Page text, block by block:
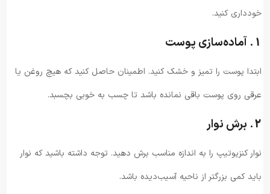
خودداری کنید.
1. آماده‌سازی پوست
ابتدا پوست را تمیز و خشک کنید. اطمینان حاصل کنید که هیچ روغن یا
عرقی روی پوست باقی نمانده باشد تا چسب به خوبی بچسبد.
2. برش نوار
نوار کنزیوتیپ را به اندازه مناسب برش دهید. توجه داشته باشید که نوار
باید کمی بزرگتر از ناحیه آسیب‌دیده باشد.